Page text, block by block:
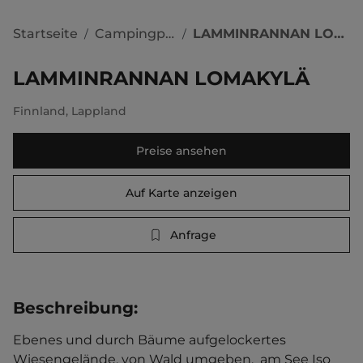
Startseite / Campingplätze / LAMMINRANNAN LOMAKYLÄ
LAMMINRANNAN LOMAKYLÄ
Finnland, Lappland
Preise ansehen
Auf Karte anzeigen
Anfrage
Beschreibung:
Ebenes und durch Bäume aufgelockertes
Wiesengelände, von Wald umgeben,  am See Iso